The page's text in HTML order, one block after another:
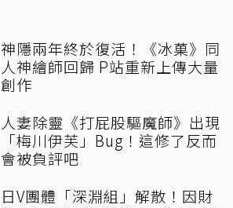
神隱兩年終於復活！《冰菓》同
人神繪師回歸 P站重新上傳大量
創作
人妻除靈《打屁股驅魔師》出現
「梅川伊芙」Bug！這修了反而
會被負評吧
日V團體「深淵組」解散！因財